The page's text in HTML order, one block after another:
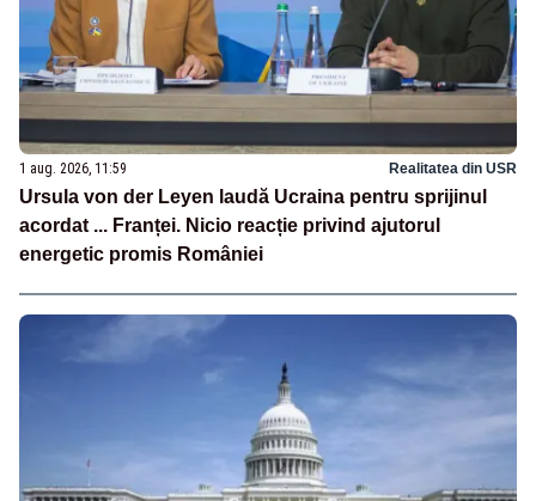
1 aug. 2026, 11:59 Realitatea din USR
Ursula von der Leyen laudă Ucraina pentru sprijinul
acordat ... Franței. Nicio reacție privind ajutorul
energetic promis României